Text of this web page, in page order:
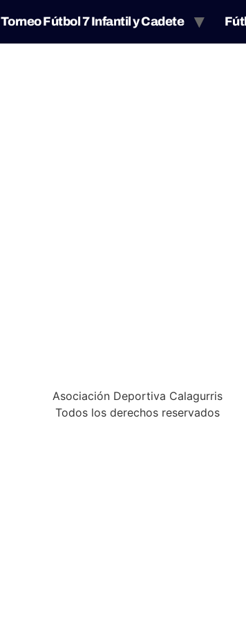
Torneo Fútbol 7 Infantil y Cadete
Asociación Deportiva Calagurris
Todos los derechos reservados